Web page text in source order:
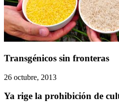
Transgénicos sin fronteras
26 octubre, 2013
Ya rige la prohibición de